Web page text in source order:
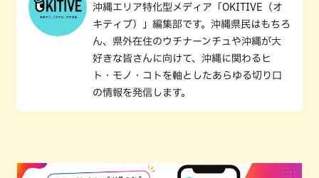
沖縄エリア特化型メディア「OKITIVE（オ
キティブ）」編集部です。沖縄県民はもちろ
ん、県外在住のウチナーンチュや沖縄が大
好きな皆さんに向けて、沖縄に関わるヒ
ト・モノ・コトを軸としたあらゆる切り口
の情報を発信します。